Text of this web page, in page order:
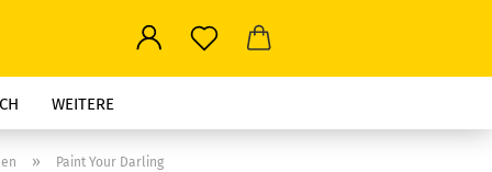
WEITERE
» Paint Your Darling